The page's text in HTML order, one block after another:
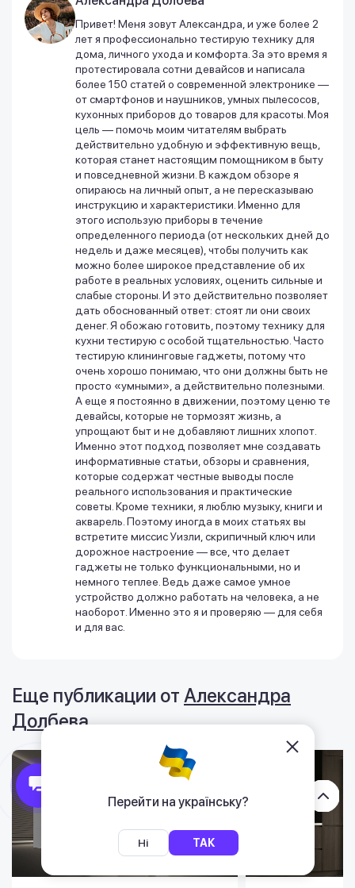
Перейти на українську?
Ні ТАК
Привет! Меня зовут Александра, и уже более 2
лет я профессионально тестирую технику для
дома, личного ухода и комфорта. За это время я
протестировала сотни девайсов и написала
более 150 статей о современной электронике —
от смартфонов и наушников, умных пылесосов,
кухонных приборов до товаров для красоты. Моя
цель — помочь моим читателям выбрать
действительно удобную и эффективную вещь,
которая станет настоящим помощником в быту
и повседневной жизни. В каждом обзоре я
опираюсь на личный опыт, а не пересказываю
инструкцию и характеристики. Именно для
этого использую приборы в течение
определенного периода (от нескольких дней до
недель и даже месяцев), чтобы получить как
можно более широкое представление об их
работе в реальных условиях, оценить сильные и
слабые стороны. И это действительно позволяет
дать обоснованный ответ: стоят ли они своих
денег. Я обожаю готовить, поэтому технику для
кухни тестирую с особой тщательностью. Часто
тестирую клининговые гаджеты, потому что
очень хорошо понимаю, что они должны быть не
просто «умными», а действительно полезными.
А еще я постоянно в движении, поэтому ценю те
девайсы, которые не тормозят жизнь, а
упрощают быт и не добавляют лишних хлопот.
Именно этот подход позволяет мне создавать
информативные статьи, обзоры и сравнения,
которые содержат честные выводы после
реального использования и практические
советы. Кроме техники, я люблю музыку, книги и
акварель. Поэтому иногда в моих статьях вы
встретите миссис Уизли, скрипичный ключ или
дорожное настроение — все, что делает
гаджеты не только функциональными, но и
немного теплее. Ведь даже самое умное
устройство должно работать на человека, а не
наоборот. Именно это я и проверяю — для себя
и для вас.
Еще публикации от Александра
Долбева